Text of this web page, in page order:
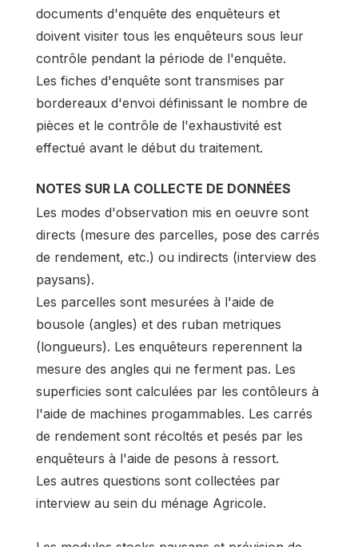
documents d'enquête des enquêteurs et
doivent visiter tous les enquêteurs sous leur
contrôle pendant la période de l'enquête.
Les fiches d'enquête sont transmises par
bordereaux d'envoi définissant le nombre de
pièces et le contrôle de l'exhaustivité est
effectué avant le début du traitement.
NOTES SUR LA COLLECTE DE DONNÉES
Les modes d'observation mis en oeuvre sont
directs (mesure des parcelles, pose des carrés
de rendement, etc.) ou indirects (interview des
paysans).
Les parcelles sont mesurées à l'aide de
bousole (angles) et des ruban metriques
(longueurs). Les enquêteurs reperennent la
mesure des angles qui ne ferment pas. Les
superficies sont calculées par les contôleurs à
l'aide de machines progammables. Les carrés
de rendement sont récoltés et pesés par les
enquêteurs à l'aide de pesons à ressort.
Les autres questions sont collectées par
interview au sein du ménage Agricole.